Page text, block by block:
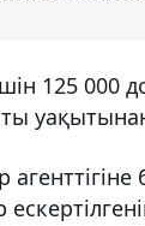
125 000